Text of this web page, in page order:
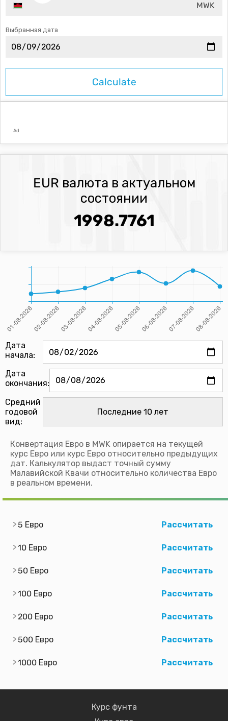
MWK
Выбранная дата
Ad
EUR валюта в актуальном
состоянии
1998.7761
Дата
начала:
Дата
окончания:
Средний
годовой
вид:
Конвертация Евро в MWK опирается на текущей
курс Евро или курс Евро относительно предыдущих
дат. Калькулятор выдаст точный сумму
Малавийской Квачи относительно количества Евро
в реальном времени.
5 Евро Рассчитать
10 Евро Рассчитать
50 Евро Рассчитать
100 Евро Рассчитать
200 Евро Рассчитать
500 Евро Рассчитать
1000 Евро Рассчитать
Курс фунта